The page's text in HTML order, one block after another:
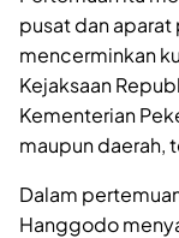
pusat dan
mencerminkan
Kejaksaan
Kementerian
maupun daerah,
Dalam
Hanggodo